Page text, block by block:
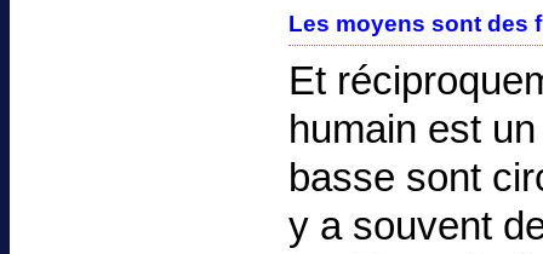
Les moyens sont des
Et
humain est
basse sont
y a souvent